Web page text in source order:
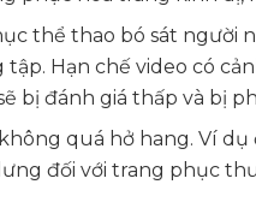
thể thao bó sát người
Hạn chế video có
bị đánh giá thấp và bị
quá hở hang. Ví
đối với trang phục